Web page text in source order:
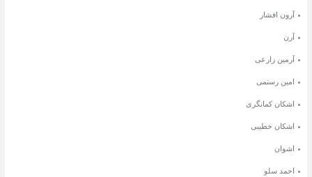
آرون افشار
آرن
آرمین زارعی
امین رستمی
اشکان کمانگری
اشکان خطیبی
اشوان
احمد سلو